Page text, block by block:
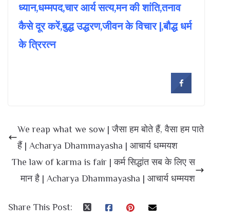
ध्यान,धम्मपद,चार आर्य सत्य,मन की शांति,तनाव
कैसे दूर करें,बुद्ध उद्धरण,जीवन के विचार |,बौद्ध धर्म
के त्रिरत्न
We reap what we sow | जैसा हम बोते हैं, वैसा हम पाते
हैं | Acharya Dhammayasha | आचार्य धम्मयश
The law of karma is fair | कर्म सिद्धांत सब के लिए स
मान है | Acharya Dhammayasha | आचार्य धम्मयश
Share This Post: